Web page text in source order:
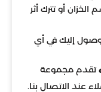
أو تترك أثر
إليك في أي
تقدم مجموعة
عند الاتصال بنا.